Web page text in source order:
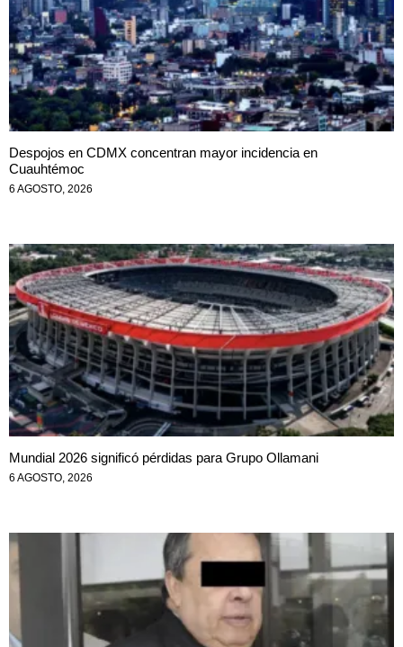
Despojos en CDMX concentran mayor incidencia en
Cuauhtémoc
6 AGOSTO, 2026
Mundial 2026 significó pérdidas para Grupo Ollamani
6 AGOSTO, 2026